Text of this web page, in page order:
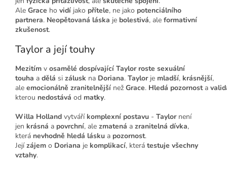
Ale Grace ho vidí jako přítele, ne jako potenciálního
partnera. Neopětovaná láska je bolestivá, ale formativní
zkušenost.
Taylor a její touhy
Mezitím v osamělé dospívající Taylor roste sexuální
touha a dělá si zálusk na Doriana. Taylor je mladší, krásnější,
ale emocionálně zranitelnější než Grace. Hledá pozornost a
kterou nedostává od matky.
Willa Holland vytváří komplexní postavu - Taylor není
jen krásná a povrchní, ale zmatená a zranitelná dívka,
která nevhodně hledá lásku a pozornost.
Její zájem o Doriana je komplikací, která testuje všechny
vztahy.